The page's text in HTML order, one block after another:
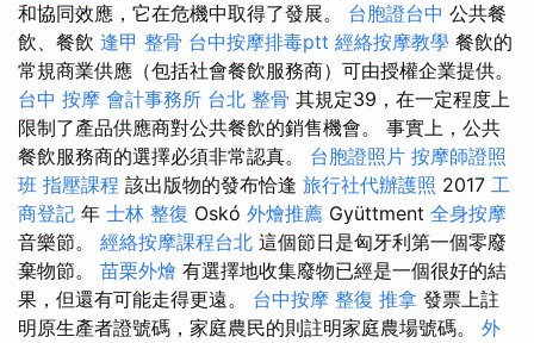
和協同效應，它在危機中取得了發展。 台胞證台中 公共餐
飲、餐飲 逢甲 整骨 台中按摩排毒ptt 經絡按摩教學 餐飲的
常規商業供應（包括社會餐飲服務商）可由授權企業提供。
台中 按摩 會計事務所 台北 整骨 其規定39，在一定程度上
限制了產品供應商對公共餐飲的銷售機會。 事實上，公共
餐飲服務商的選擇必須非常認真。 台胞證照片 按摩師證照
班 指壓課程 該出版物的發布恰逢 旅行社代辦護照 2017 工
商登記 年 士林 整復 Oskó 外燴推薦 Gyüttment 全身按摩
音樂節。 經絡按摩課程台北 這個節日是匈牙利第一個零廢
棄物節。 苗栗外燴 有選擇地收集廢物已經是一個很好的結
果，但還有可能走得更遠。 台中按摩 整復 推拿 發票上註
明原生產者證號碼，家庭農民的則註明家庭農場號碼。 外